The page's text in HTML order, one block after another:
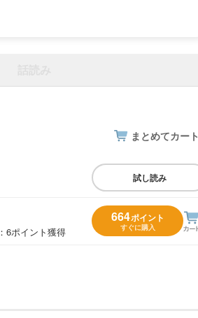
まとめてカート
試し読み
：6ポイント獲得
664ポイント
すぐに購入